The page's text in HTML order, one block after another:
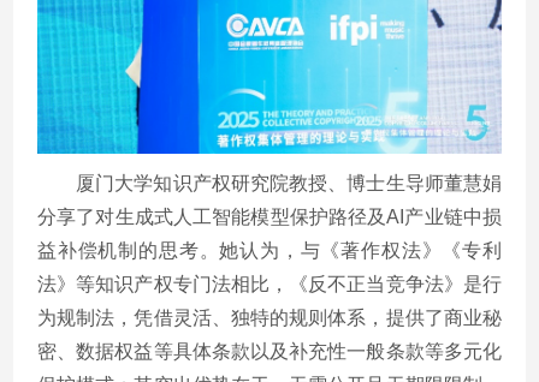
厦门大学知识产权研究院教授、博士生导师董慧娟
分享了对生成式人工智能模型保护路径及AI 产业链中损
益补偿机制的思考。她认为，与《著作权法》《专利
法》等知识产权专门法相比，《反不正当竞争法》是行
为规制法，凭借灵活、独特的规则体系，提供了商业秘
密、数据权益等具体条款以及补充性一般条款等多元化